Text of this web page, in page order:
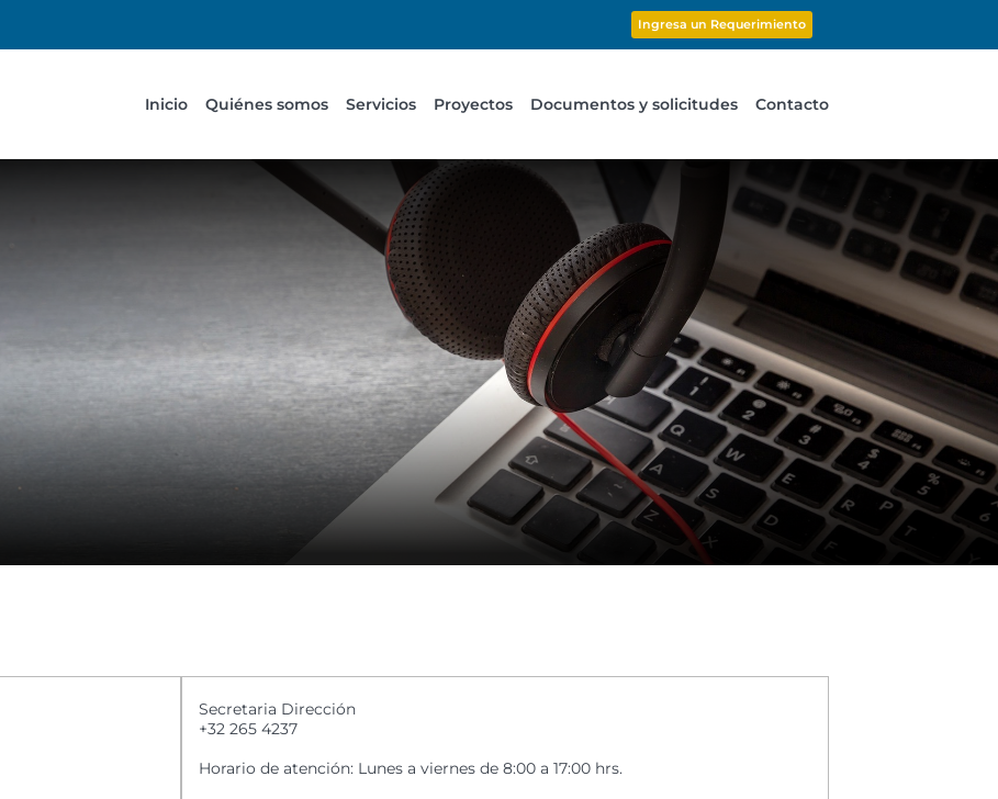
Ingresa un Requerimiento
Inicio Quiénes somos Servicios Proyectos Documentos y solicitudes Contacto
Secretaria Dirección
+32 265 4237
Horario de atención: Lunes a viernes de 8:00 a 17:00 hrs.